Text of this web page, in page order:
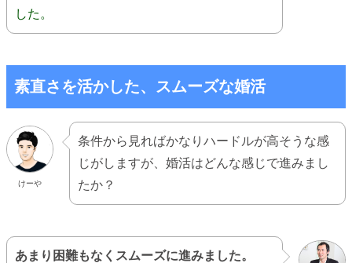
した。
素直さを活かした、スムーズな婚活
けーや
条件から見ればかなりハードルが高そうな感
じがしますが、婚活はどんな感じで進みまし
たか？
あまり困難もなくスムーズに進みました。